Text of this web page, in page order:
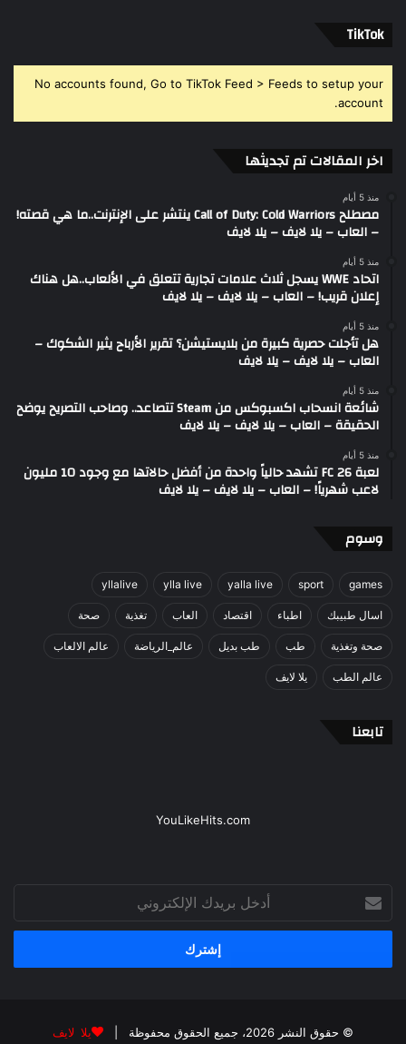
‫TikTok
No accounts found, Go to TikTok Feed > Feeds to setup your
account.
اخر المقالات تم تجديثها
منذ 5 أيام
مصطلح Call of Duty: Cold Warriors ينتشر على الإنترنت..ما هي قصته!
– العاب – يلا لايف – يلا لايف
منذ 5 أيام
اتحاد WWE يسجل ثلاث علامات تجارية تتعلق في الألعاب..هل هناك
إعلان قريب! – العاب – يلا لايف – يلا لايف
منذ 5 أيام
هل تأجلت حصرية كبيرة من بلايستيشن؟ تقرير الأرباح يثير الشكوك –
العاب – يلا لايف – يلا لايف
منذ 5 أيام
شائعة انسحاب اكسبوكس من Steam تتصاعد.. وصاحب التصريح يوضح
الحقيقة – العاب – يلا لايف – يلا لايف
منذ 5 أيام
لعبة FC 26 تشهد حالياً واحدة من أفضل حالاتها مع وجود 10 مليون
لاعب شهرياً! – العاب – يلا لايف – يلا لايف
وسوم
games
sport
yalla live
ylla live
yllalive
اسال طبيبك اطباء اقتصاد العاب تغذية صحة
صحة وتغذية طب طب بديل عالم_الرياضة عالم الالعاب
عالم الطب يلا لايف
تابعنا
YouLikeHits.com
بريدك
الإلكتروني
© حقوق النشر 2026، جميع الحقوق محفوظة | يلا لايف